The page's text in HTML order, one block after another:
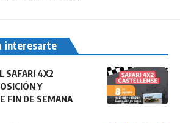
interesarte
SAFARI 4X2
Y
FIN DE SEMANA